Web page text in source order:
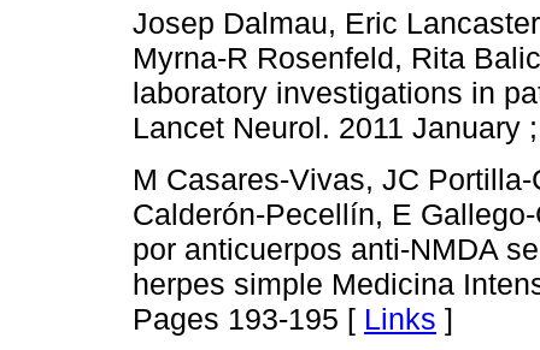
Josep Dalmau, Eric
Myrna-R Rosenfeld, Rita
laboratory investigations in
Lancet Neurol. 2011 January
M Casares-Vivas, JC
Calderón-Pecellín, E
por anticuerpos anti-NMDA
herpes simple Medicina
Pages 193-195 [ Links ]